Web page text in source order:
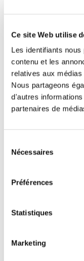
Ce site Web utilise
Les identifiants
contenu et les
relatives aux
Nous partageons
d'autres
partenaires de
Nécessaires
Préférences
Statistiques
Marketing
used
characteristics,
Instruction:Don’t
beginning of each
Exercice :
mon
Regarde,
Aujourd’hui,